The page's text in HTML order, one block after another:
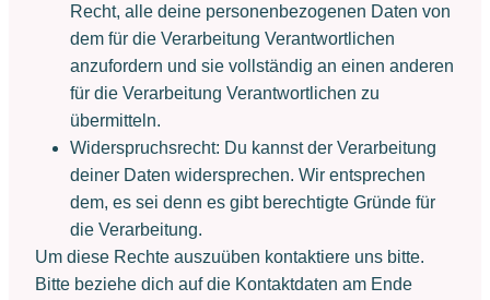
Recht, alle deine personenbezogenen Daten von
dem für die Verarbeitung Verantwortlichen
anzufordern und sie vollständig an einen anderen
für die Verarbeitung Verantwortlichen zu
übermitteln.
Widerspruchsrecht: Du kannst der Verarbeitung
deiner Daten widersprechen. Wir entsprechen
dem, es sei denn es gibt berechtigte Gründe für
die Verarbeitung.
Um diese Rechte auszuüben kontaktiere uns bitte.
Bitte beziehe dich auf die Kontaktdaten am Ende